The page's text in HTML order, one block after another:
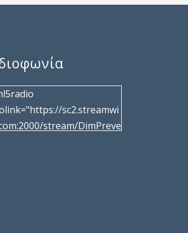
sc2.streamwi
stream/DimPreve